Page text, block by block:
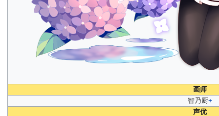
画师
智乃厨+
声优